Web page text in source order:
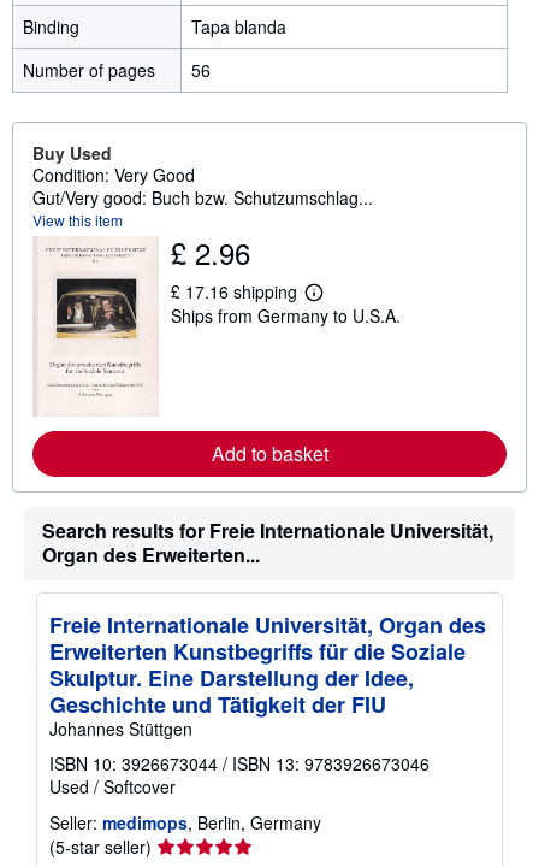
Binding
Tapa blanda
Number of pages
56
Buy Used
Condition: Very Good
Gut/Very good: Buch bzw. Schutzumschlag...
View this item
£ 2.96
£ 17.16 shipping
L
e
a
b
o
t
i
p
n
g
r
a
s
Ships from Germany to U.S.A.
Add to basket
Search results for Freie Internationale Universität,
Organ des Erweiterten...
Freie Internationale Universität, Organ des
Erweiterten Kunstbegriffs für die Soziale
Skulptur. Eine Darstellung der Idee,
Geschichte und Tätigkeit der FIU
Johannes Stüttgen
ISBN 10: 3926673044 / ISBN 13: 9783926673046
Used / Softcover
Seller: medimops, Berlin, Germany
(5-star seller) Seller